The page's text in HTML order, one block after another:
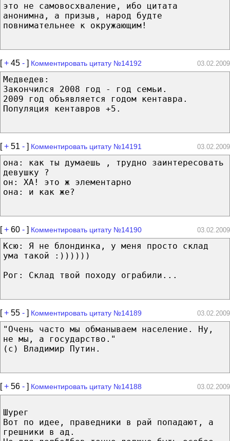
это не самовосхваление, ибо цитата
анонимна, а призыв, народ будте
повнимательнее к окружающим!
[+ 45 - ] Комментировать цитату №14192 03.02.2009
Медведев:
Закончился 2008 год - год семьи.
2009 год объявляется годом кентавра.
Популяция кентавров +5.
[+ 51 - ] Комментировать цитату №14191 03.02.2009
она: как ты думаешь , трудно заинтересовать
девушку ?
он: ХА! это ж элементарно
она: и как же?
[+ 60 - ] Комментировать цитату №14190 03.02.2009
Ксю: Я не блондинка, у меня просто склад
ума такой :))))))
Рог: Склад твой походу ограбили...
[+ 55 - ] Комментировать цитату №14189 03.02.2009
"Очень часто мы обманываем население. Ну,
не мы, а государство."
(с) Владимир Путин.
[+ 56 - ] Комментировать цитату №14188 03.02.2009
Шурег
Вот по идее, праведники в рай попадают, а
грешники в ад.